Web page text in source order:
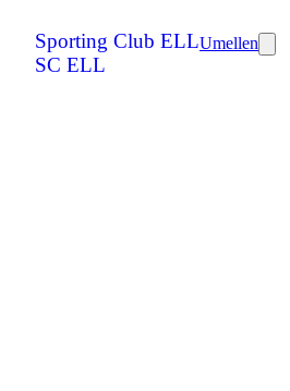
Sporting Club ELL
SC ELL
Umellen